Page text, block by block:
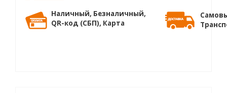
Наличный, Безналичный,
QR-код (СБП), Карта